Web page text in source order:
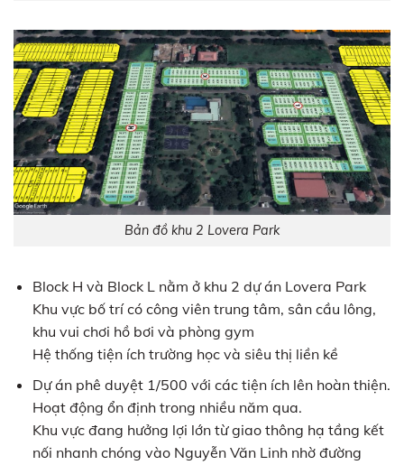
Bản đồ khu 2 Lovera Park
Block H và Block L nằm ở khu 2 dự án Lovera Park
Khu vực bố trí có công viên trung tâm, sân cầu lông,
khu vui chơi hồ bơi và phòng gym
Hệ thống tiện ích trường học và siêu thị liền kề
Dự án phê duyệt 1/500 với các tiện ích lên hoàn thiện.
Hoạt động ổn định trong nhiều năm qua.
Khu vực đang hưởng lợi lớn từ giao thông hạ tầng kết
nối nhanh chóng vào Nguyễn Văn Linh nhờ đường